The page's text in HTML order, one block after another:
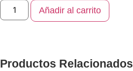
Añadir al carrito
Productos Relacionados